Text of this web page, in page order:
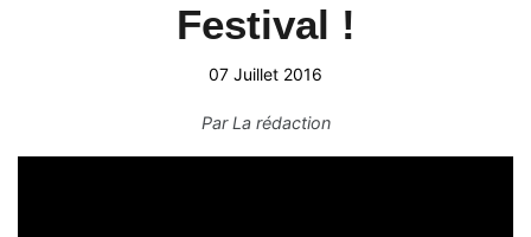
Festival !
07 Juillet 2016
ParLa rédaction